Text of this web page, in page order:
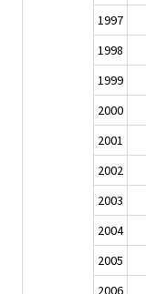
1997
1998
1999
2000
2001
2002
2003
2004
2005
2006